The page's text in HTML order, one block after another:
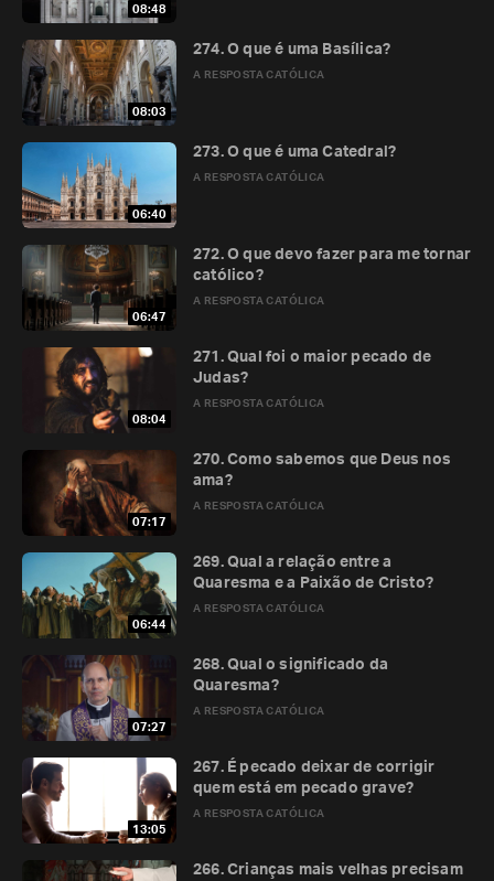
08:48
08:03
A RESPOSTA CATÓLICA
274. O que é uma Basílica?
06:40
A RESPOSTA CATÓLICA
273. O que é uma Catedral?
06:47
A RESPOSTA CATÓLICA
272. O que devo fazer para me tornar
católico?
08:04
A RESPOSTA CATÓLICA
271. Qual foi o maior pecado de
Judas?
07:17
A RESPOSTA CATÓLICA
270. Como sabemos que Deus nos
ama?
06:44
A RESPOSTA CATÓLICA
269. Qual a relação entre a
Quaresma e a Paixão de Cristo?
07:27
A RESPOSTA CATÓLICA
268. Qual o significado da
Quaresma?
13:05
A RESPOSTA CATÓLICA
267. É pecado deixar de corrigir
quem está em pecado grave?
266. Crianças mais velhas precisam